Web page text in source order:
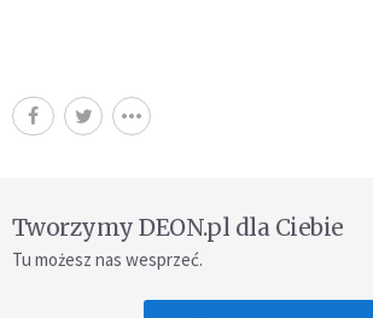
Tworzymy DEON.pl dla Ciebie
Tu możesz nas wesprzeć.